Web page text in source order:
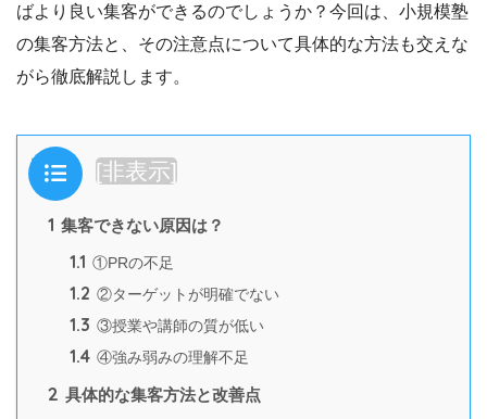
ばより良い集客ができるのでしょうか？今回は、小規模塾
の集客方法と、その注意点について具体的な方法も交えな
がら徹底解説します。
目次 [非表示]
1 集客できない原因は？
1.1 ①PRの不足
1.2 ②ターゲットが明確でない
1.3 ③授業や講師の質が低い
1.4 ④強み弱みの理解不足
2 具体的な集客方法と改善点